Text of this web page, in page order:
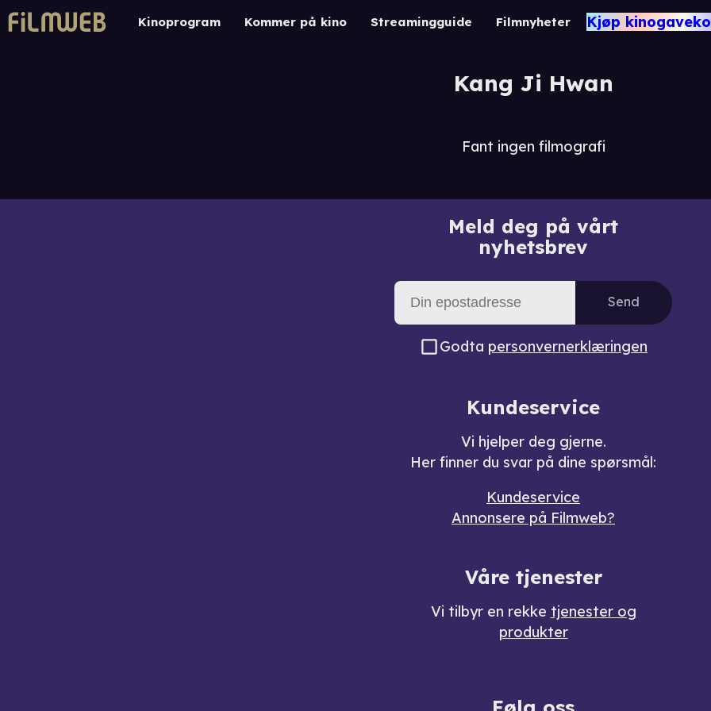
Kinoprogram Kommer på kino Streamingguide Filmnyheter Kjøp
Kang Ji Hwan
Fant ingen filmografi
Meld deg på vårt
nyhetsbrev
Send
Godta personvernerklæringen
Kundeservice
Vi hjelper deg gjerne.
Her finner du svar på dine spørsmål:
Kundeservice
Annonsere på Filmweb?
Våre tjenester
Vi tilbyr en rekke tjenester og
produkter